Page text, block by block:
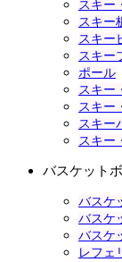
スキー
スキー
スキー
スキー
ポール
スキー
スキー
スキー
スキー
バスケット
バスケ
バスケ
バスケ
レフェ